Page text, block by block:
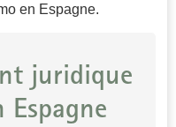
en Espagne.
juridique